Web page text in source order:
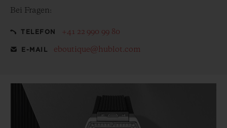
Bei Fragen:
TELEFON +41 22 990 99 80
E-MAIL eboutique@hublot.com